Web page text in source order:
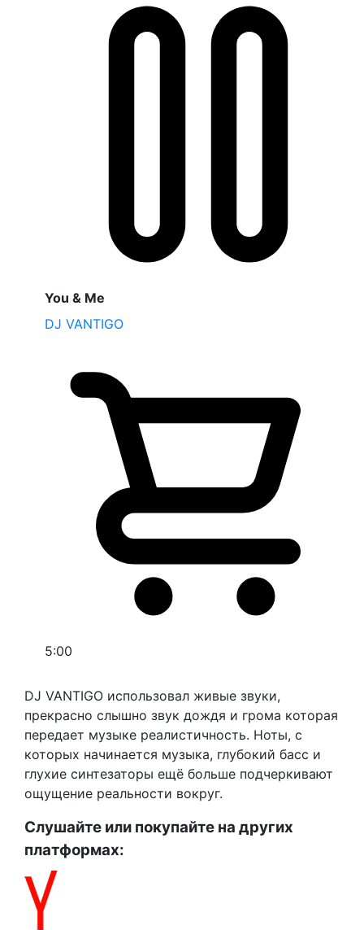
You & Me
DJ VANTIGO
5:00
DJ VANTIGO использовал живые звуки,
прекрасно слышно звук дождя и грома которая
передает музыке реалистичность. Ноты, с
которых начинается музыка, глубокий басс и
глухие синтезаторы ещё больше подчеркивают
ощущение реальности вокруг.
Слушайте или покупайте на других
платформах: